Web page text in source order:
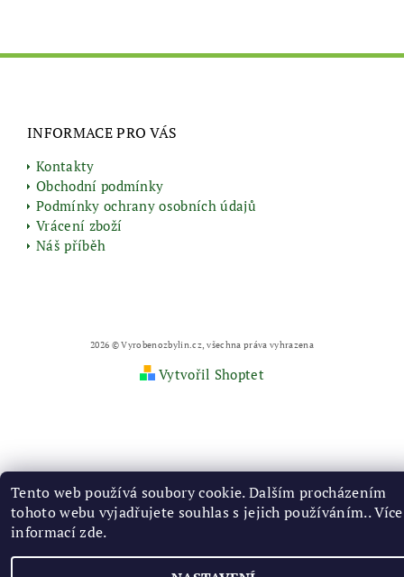
INFORMACE PRO VÁS
Kontakty
Obchodní podmínky
Podmínky ochrany osobních údajů
Vrácení zboží
Náš příběh
2026 © Vyrobenozbylin.cz, všechna práva vyhrazena
Vytvořil Shoptet
Tento web používá soubory cookie. Dalším procházením
tohoto webu vyjadřujete souhlas s jejich používáním.. Více
informacízde.